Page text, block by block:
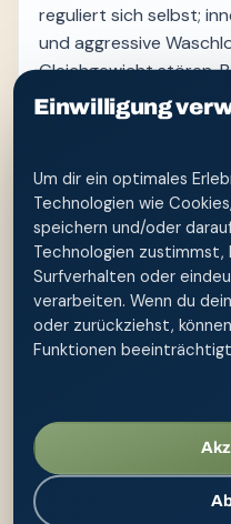
Einwilligung
Um dir ein optimales
Technologien wie
speichern und/oder
Technologien zustimmst,
Surfverhalten oder
verarbeiten. Wenn du
oder zurückziehst,
Funktionen
reguliert sich selbst;
und aggressive
Gleichgewicht stören.
wiederkehrenden
keine gynäkologische
Für die äußere
angenehm
Druck. Von vorn nach
vorsichtig trocknen
Einlagen wechseln.
Schwangerschaft oder
das Hautgefühl
schlichte Routine ohne
erwarteten
oder Beschwerden
medizinisch